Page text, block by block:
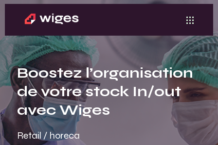
Boostez l’organisation
de votre stock In/out
avec Wiges
Retail / horeca